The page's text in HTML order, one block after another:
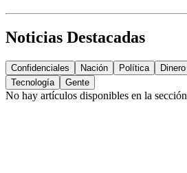
Noticias Destacadas
Confidenciales Nación Política Dinero
Tecnología
Gente
No hay artículos disponibles en la sección